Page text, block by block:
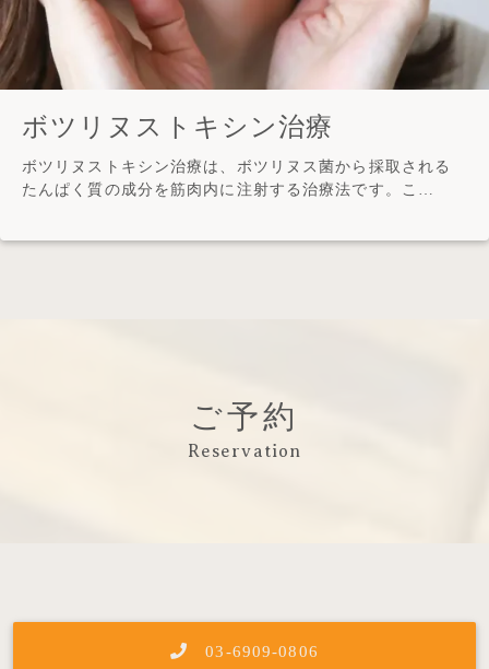
ボツリヌストキシン治療
ボツリヌストキシン治療は、ボツリヌス菌から採取される
たんぱく質の成分を筋肉内に注射する治療法です。こ…
ご予約
Reservation
03-6909-0806